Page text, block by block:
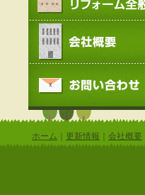
ホーム 更新情報 会社概要